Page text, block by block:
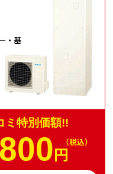
・基
ミ特別価額!!
円
（税込）